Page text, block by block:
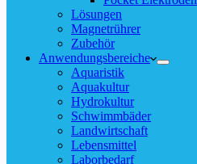
Lösungen
Magnetrührer
Zubehör
Anwendungsbereiche
Aquaristik
Aquakultur
Hydrokultur
Schwimmbäder
Landwirtschaft
Lebensmittel
Laborbedarf